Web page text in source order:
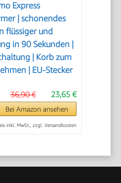
Express
| schonendes
flüssiger und
in 90 Sekunden |
| Korb zum
| EU-Stecker
23,65 €
36,90 €
Bei Amazon ansehen
inkl. MwSt., zzgl. Versandkosten